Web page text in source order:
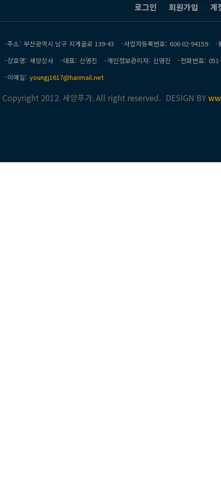
로그인 회원가입 계
주소 부산광역시 남구 지게골로 139-43 사업자등록번호 606-02-94159
상호명 세양상사 대표 신영진 개인정보관리자 신영진 전화번호
이메일 youngj1617@hanmail.net
Copyright 2012. 세양푸가. All right reserved. DESIGN BY